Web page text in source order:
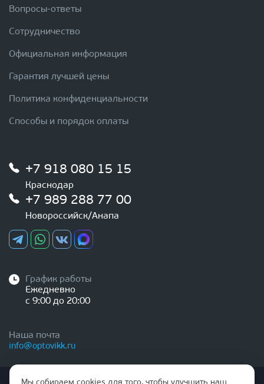
Вопросы-ответы
Сотрудничество
Официальная информация
Гарантия лучшей цены
Политика конфиденциальности
Способы и порядок оплаты
+7 918 080 15 15
Краснодар
+7 989 288 77 00
Новороссийск/Анапа
График работы
Ежедневно
с 9:00 до 20:00
Наша почта
info@optovikk.ru
Стоимость товаров и услуг, указанная на сайте,
Мы собираем cookies для того, чтобы улучшить наш